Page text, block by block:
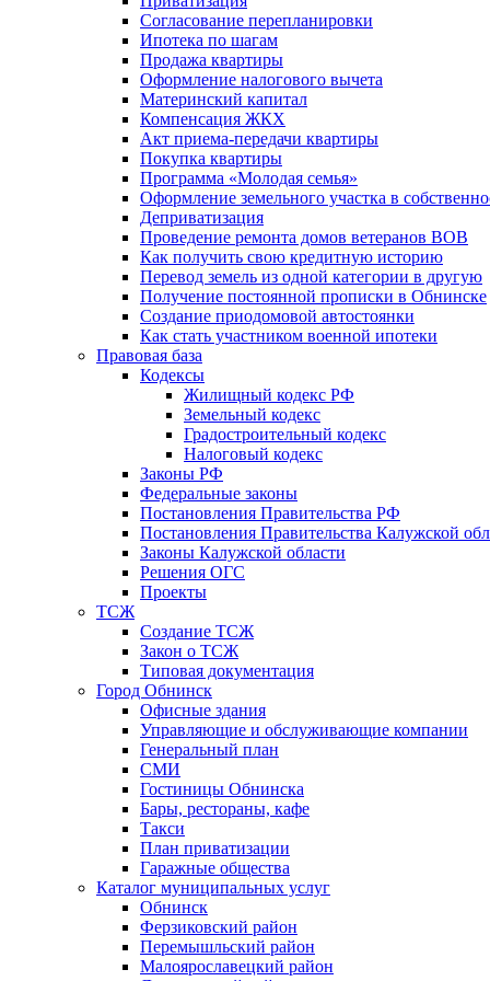
Согласование перепланировки
Ипотека по шагам
Продажа квартиры
Оформление налогового вычета
Материнский капитал
Компенсация ЖКХ
Акт приема-передачи квартиры
Покупка квартиры
Программа «Молодая семья»
Оформление земельного участка в
Деприватизация
Проведение ремонта домов ветеранов ВОВ
Как получить свою кредитную историю
Перевод земель из одной категории в другую
Получение постоянной прописки в Обнинске
Создание приодомовой автостоянки
Как стать участником военной ипотеки
Правовая база
Кодексы
Жилищный кодекс РФ
Земельный кодекс
Градостроительный кодекс
Налоговый кодекс
Законы РФ
Федеральные законы
Постановления Правительства РФ
Постановления Правительства Калужской
Законы Калужской области
Решения ОГС
Проекты
ТСЖ
Создание ТСЖ
Закон о ТСЖ
Типовая документация
Город Обнинск
Офисные здания
Управляющие и обслуживающие компании
Генеральный план
СМИ
Гостиницы Обнинска
Бары, рестораны, кафе
Такси
План приватизации
Гаражные общества
Каталог муниципальных услуг
Обнинск
Ферзиковский район
Перемышльский район
Малоярославецкий район